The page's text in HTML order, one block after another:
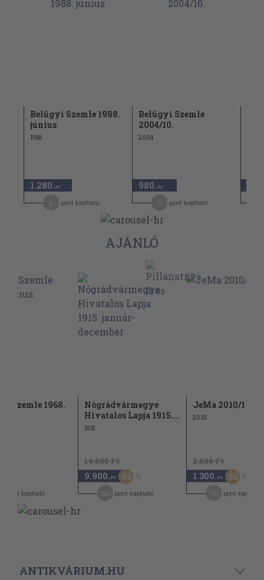
Belügyi Szemle 1988.
június
1988
1.280 ,-Ft
pont kapható
Belügyi Szemle
2004/10.
2004
980 ,-Ft
pont kapható
AJÁNLÓ
Szemle 1968.
pont kapható
Nógrádvármegye
Hivatalos Lapja 1915....
1915
19.800 Ft
9.900 ,-Ft 50
pont kapható
JeMa 2010/1
2010
2.600 Ft
1.300 ,-Ft 50
pont kapható
ANTIKVÁRIUM.HU